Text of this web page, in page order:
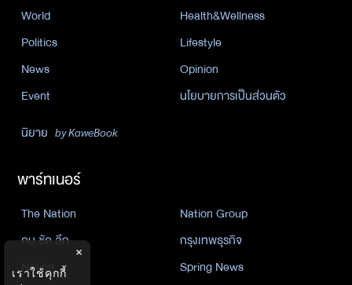
World
Health&Wellness
Politics
Lifestyle
News
Opinion
Event
นโยบายการเป็นส่วนตัว
นิยาย by KaweBook
พาร์ทเนอร์
The Nation
Nation Group
คม ชัด ลึก
กรุงเทพธุรกิจ
Nation
Spring News
×
เราใช้คุกกี้